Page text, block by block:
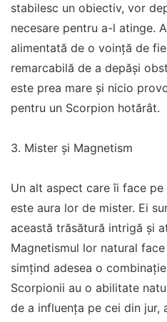
stabilesc un obiectiv, vor
necesare pentru a-l atinge.
alimentată de o voință de
remarcabilă de a depăși
este prea mare și nicio
pentru un Scorpion hotărât.
3. Mister și Magnetism
Un alt aspect care îi face
este aura lor de mister. Ei
această trăsătură intrigă și
Magnetismul lor natural
simțind adesea o
Scorpionii au o abilitate
de a influența pe cei din jur,